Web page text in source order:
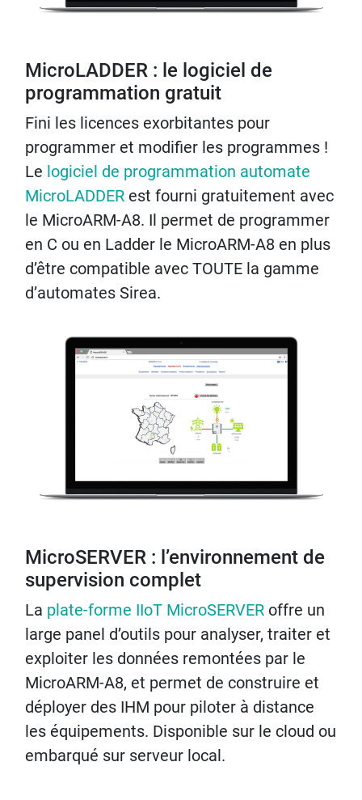
MicroLADDER : le logiciel de
programmation gratuit
Fini les licences exorbitantes pour
programmer et modifier les programmes !
Le logiciel de programmation automate
MicroLADDER est fourni gratuitement avec
le MicroARM-A8. Il permet de programmer
en C ou en Ladder le MicroARM-A8 en plus
d’être compatible avec TOUTE la gamme
d’automates Sirea.
MicroSERVER : l’environnement de
supervision complet
La plate-forme IIoT MicroSERVER offre un
large panel d’outils pour analyser, traiter et
exploiter les données remontées par le
MicroARM-A8, et permet de construire et
déployer des IHM pour piloter à distance
les équipements. Disponible sur le cloud ou
embarqué sur serveur local.